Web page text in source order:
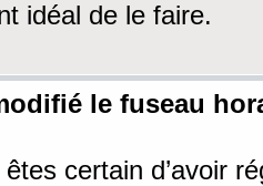
idéal de le faire.
le fuseau
certain d’avoir